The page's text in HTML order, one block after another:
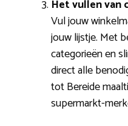
Het vullen van
Vul jouw
jouw lijstje. Met
categorieën en
direct alle
tot Bereide
supermarkt-